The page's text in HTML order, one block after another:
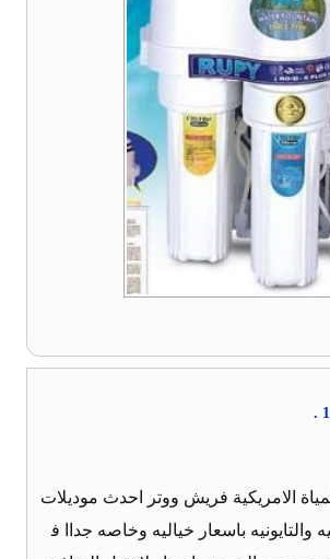
الامريكية فريش ووتر احدث موديلات
والتايونيه باسعار خياليه وخاصه جداا ف